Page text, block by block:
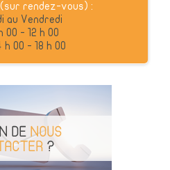
rendez-vous) :
au Vendredi
00 - 12 h 00
h 00 - 18 h 00